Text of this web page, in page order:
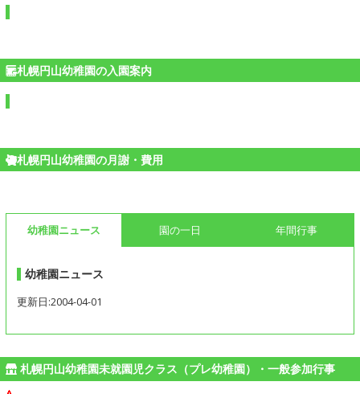
札幌円山幼稚園の入園案内
札幌円山幼稚園の月謝・費用
幼稚園ニュース 園の一日 年間行事
幼稚園ニュース
更新日:2004-04-01
札幌円山幼稚園未就園児クラス（プレ幼稚園）・一般参加行事